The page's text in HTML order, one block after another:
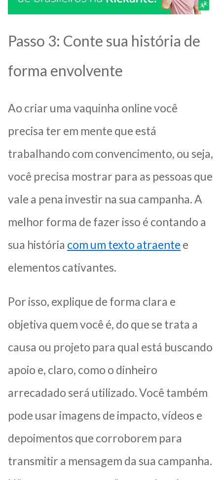
Passo 3: Conte sua história de
forma envolvente
Ao criar uma vaquinha online você
precisa ter em mente que está
trabalhando com convencimento, ou seja,
você precisa mostrar para as pessoas que
vale a pena investir na sua campanha. A
melhor forma de fazer isso é contando a
sua história com um texto atraente e
elementos cativantes.
Por isso, explique de forma clara e
objetiva quem você é, do que se trata a
causa ou projeto para qual está buscando
apoio e, claro, como o dinheiro
arrecadado será utilizado. Você também
pode usar imagens de impacto, vídeos e
depoimentos que corroborem para
transmitir a mensagem da sua campanha.